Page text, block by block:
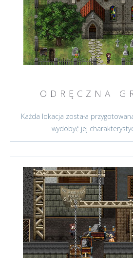
ODRĘCZNA
Każda lokacja została
wydobyć jej